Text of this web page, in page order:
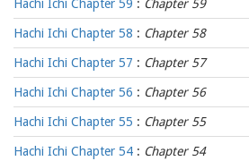
Hachi Ichi Chapter 59 : Chapter 59
Hachi Ichi Chapter 58 : Chapter 58
Hachi Ichi Chapter 57 : Chapter 57
Hachi Ichi Chapter 56 : Chapter 56
Hachi Ichi Chapter 55 : Chapter 55
Hachi Ichi Chapter 54 : Chapter 54